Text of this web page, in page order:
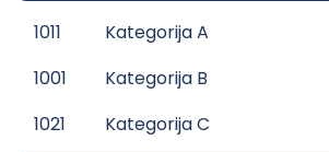
1011 Kategorija A
1001
Kategorija B
1021
Kategorija C